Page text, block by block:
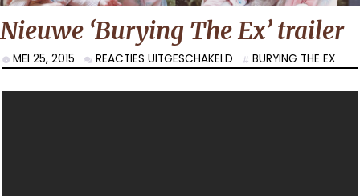
Nieuwe ‘Burying The Ex’ trailer
MEI 25, 2015 REACTIES UITGESCHAKELD VOOR
NIEUWE
‘BURYING
BURYING THE EX